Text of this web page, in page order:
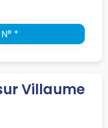
*
Villaume